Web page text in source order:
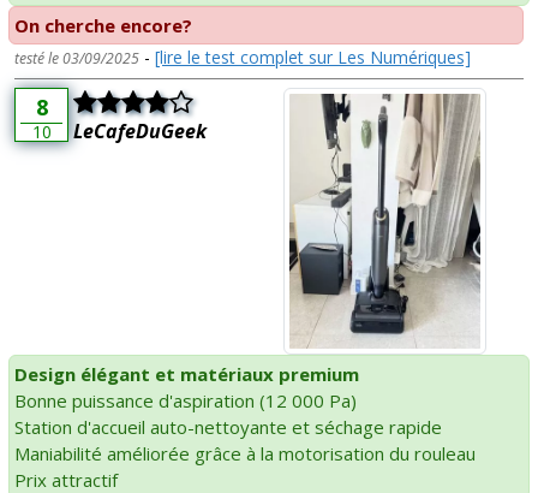
On cherche encore?
testé le 03/09/2025 - [lire le test complet sur Les Numériques]
8
10 LeCafeDuGeek
Design élégant et matériaux premium
Bonne puissance d'aspiration (12 000 Pa)
Station d'accueil auto-nettoyante et séchage rapide
Maniabilité améliorée grâce à la motorisation du rouleau
Prix attractif